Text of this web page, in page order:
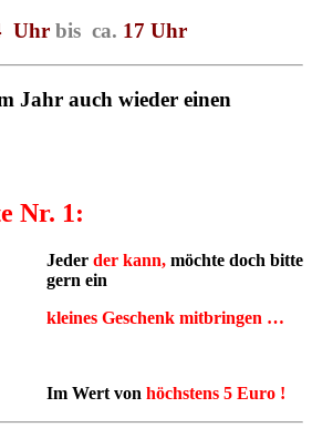
Uhr bis ca. 17 Uhr
Jahr auch wieder einen
Nr. 1:
Jeder der kann, möchte doch bitte
gern ein
kleines Geschenk mitbringen …
Im Wert von höchstens 5 Euro !